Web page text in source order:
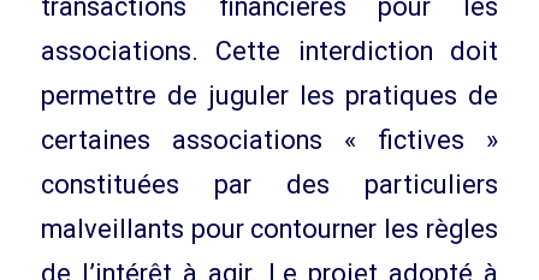
transactions financières pour les
associations. Cette interdiction doit
permettre de juguler les pratiques de
certaines associations « fictives »
constituées par des particuliers
malveillants pour contourner les règles
de l’intérêt à agir. Le projet adopté à